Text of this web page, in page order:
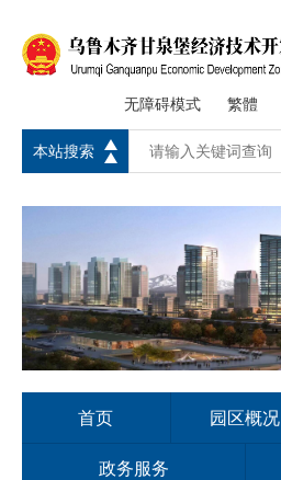
无障碍模式 繁體
本站搜索
首页 园区概况
政务服务